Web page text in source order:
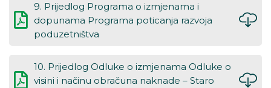
9. Prijedlog Programa o izmjenama i
dopunama Programa poticanja razvoja
poduzetništva
10. Prijedlog Odluke o izmjenama Odluke o
visini i načinu obračuna naknade – Staro